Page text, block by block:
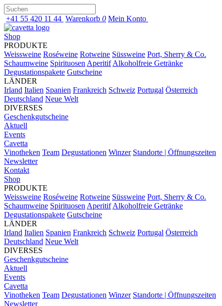
+41 55 420 11 44 Warenkorb 0 Mein Konto
Shop
PRODUKTE
Weissweine Roséweine Rotweine Süssweine Port, Sherry & Co.
Schaumweine Spirituosen Aperitif Alkoholfreie Getränke
Degustationspakete Gutscheine
LÄNDER
Irland Italien Spanien Frankreich Schweiz Portugal Österreich
Deutschland Neue Welt
DIVERSES
Geschenkgutscheine
Aktuell
Events
Cavetta
Vinotheken Team Degustationen Winzer Standorte | Öffnungszeiten
Newsletter
Kontakt
Shop
PRODUKTE
Weissweine Roséweine Rotweine Süssweine Port, Sherry & Co.
Schaumweine Spirituosen Aperitif Alkoholfreie Getränke
Degustationspakete Gutscheine
LÄNDER
Irland Italien Spanien Frankreich Schweiz Portugal Österreich
Deutschland Neue Welt
DIVERSES
Geschenkgutscheine
Aktuell
Events
Cavetta
Vinotheken Team Degustationen Winzer Standorte | Öffnungszeiten
Newsletter